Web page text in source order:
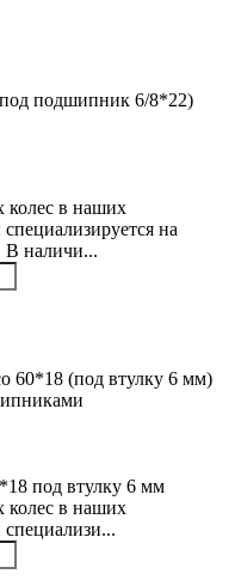
колес в наших
на
В наличи...
под втулку 6 мм
колес в наших